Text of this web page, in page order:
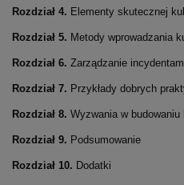
Rozdział 4. Elementy skutecznej
Rozdział 5. Metody wprowadzania
Rozdział 6. Zarządzanie
Rozdział 7. Przykłady dobrych
Rozdział 8. Wyzwania w
Rozdział 9. Podsumowanie
Rozdział 10. Dodatki